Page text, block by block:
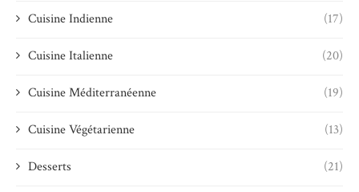
Cuisine Indienne (17)
Cuisine Italienne (20)
Cuisine Méditerranéenne (19)
Cuisine Végétarienne (13)
Desserts (21)